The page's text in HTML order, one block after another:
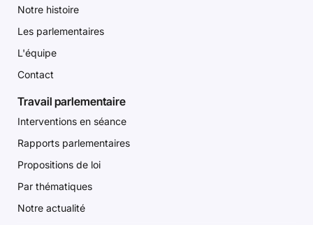
Notre histoire
Les parlementaires
L'équipe
Contact
Travail parlementaire
Interventions en séance
Rapports parlementaires
Propositions de loi
Par thématiques
Notre actualité